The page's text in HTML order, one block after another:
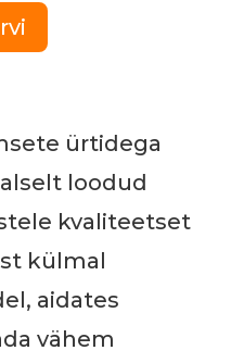
ürtidega
loodud
kvaliteetset
külmal
aidates
vähem